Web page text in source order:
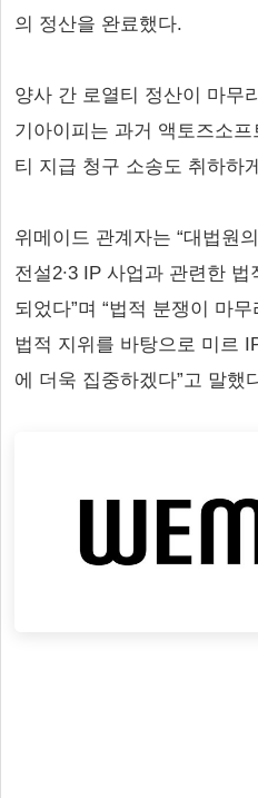
의 정산을 완료했다.
양사 간 로열티 정산이 마무
기아이피는 과거 액토즈소
티 지급 청구 소송도 취하하
위메이드 관계자는 “대법원
전설2∙3 IP 사업과 관련한
되었다”며 “법적 분쟁이 마
법적 지위를 바탕으로 미르
에 더욱 집중하겠다”고 말했